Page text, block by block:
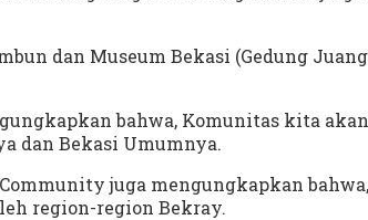
dan Museum Bekasi (Gedung
bahwa, Komunitas kita
dan Bekasi Umumnya.
juga mengungkapkan
region-region Bekray.